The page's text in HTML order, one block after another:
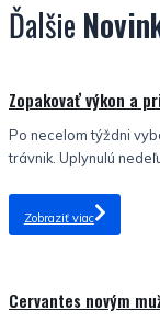
Ďalšie
Zopakovať výkon a
Po necelom týždni
trávnik. Uplynulú
Zobraziť viac
Cervantes novým